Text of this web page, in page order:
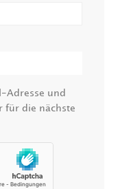
Adresse und
für die nächste